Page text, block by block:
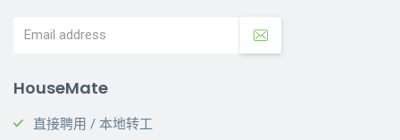
HouseMate
直接聘用 / 本地转工